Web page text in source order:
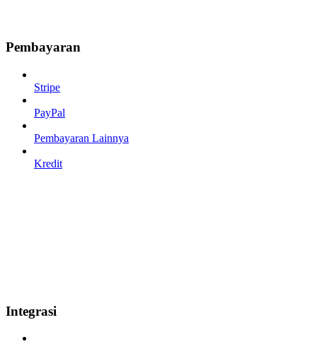
Pembayaran
Stripe
PayPal
Pembayaran Lainnya
Kredit
Integrasi